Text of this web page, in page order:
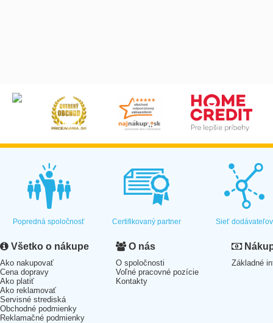
Popredná spoločnosť Certifikovaný partner Sieť dodávateľov
Všetko o nákupe
Ako nakupovať
Cena dopravy
Ako platiť
Ako reklamovať
Servisné strediská
Obchodné podmienky
Reklamačné podmienky
O nás
O spoločnosti
Voľné pracovné pozície
Kontakty
Základné